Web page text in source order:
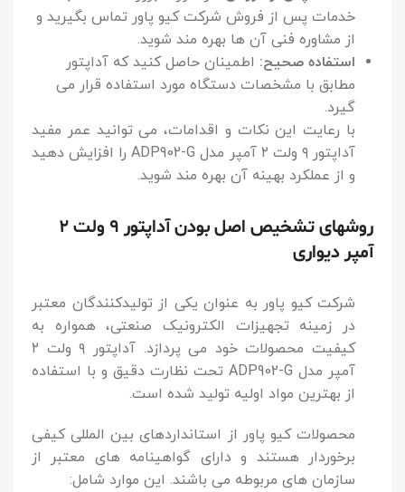
خدمات پس از فروش شرکت کیو پاور تماس بگیرید و
از مشاوره فنی آن ها بهره مند شوید.
استفاده صحیح: اطمینان حاصل کنید که آداپتور
مطابق با مشخصات دستگاه مورد استفاده قرار می
گیرد.
با رعایت این نکات و اقدامات، می توانید عمر مفید
آداپتور ۹ ولت ۲ آمپر مدل ADP902-G را افزایش دهید
و از عملکرد بهینه آن بهره مند شوید.
روشهای تشخیص اصل بودن آداپتور ۹ ولت 2
آمپر دیواری
شرکت کیو پاور به عنوان یکی از تولیدکنندگان معتبر
در زمینه تجهیزات الکترونیک صنعتی، همواره به
کیفیت محصولات خود می پردازد. آداپتور ۹ ولت ۲
آمپر مدل ADP902-G تحت نظارت دقیق و با استفاده
از بهترین مواد اولیه تولید شده است.
محصولات کیو پاور از استانداردهای بین المللی کیفی
برخوردار هستند و دارای گواهینامه های معتبر از
سازمان های مربوطه می باشند. این موارد شامل: